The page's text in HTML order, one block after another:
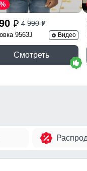
p 4 990p
9563J Видео
Смотреть